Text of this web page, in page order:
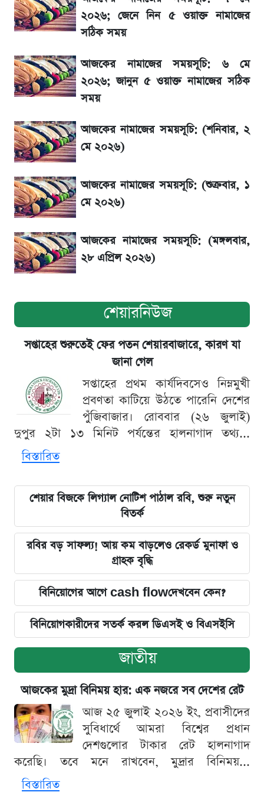
৬ আগস্ট দেশের বাজারে স্বর্ণের দাম
রবির বড় সাফল্য! আয় কম বাড়লেও রেকর্ড মুনাফা ও
গ্রাহক বৃদ্ধি
শেয়ার বিজকে লিগ্যাল নোটিশ পাঠাল রবি, শুরু নতুন
বিতর্ক
নিয়ম
২০২৬; জেনে নিন ৫ ওয়াক্ত নামাজের
সঠিক সময়
আজকের নামাজের সময়সূচি: ৬ মে
২০২৬; জানুন ৫ ওয়াক্ত নামাজের সঠিক
সময়
আজকের নামাজের সময়সূচি: (শনিবার, ২
মে ২০২৬)
আজকের নামাজের সময়সূচি: (শুক্রবার, ১
মে ২০২৬)
আজকের নামাজের সময়সূচি: (মঙ্গলবার,
২৮ এপ্রিল ২০২৬)
শেয়ারনিউজ
সপ্তাহের শুরুতেই ফের পতন শেয়ারবাজারে, কারণ যা
জানা গেল
সপ্তাহের প্রথম কার্যদিবসেও নিম্নমুখী
প্রবণতা কাটিয়ে উঠতে পারেনি দেশের
পুঁজিবাজার। রোববার (২৬ জুলাই)
দুপুর ২টা ১৩ মিনিট পর্যন্তের হালনাগাদ তথ্য...
বিস্তারিত
শেয়ার বিজকে লিগ্যাল নোটিশ পাঠাল রবি, শুরু নতুন
বিতর্ক
রবির বড় সাফল্য! আয় কম বাড়লেও রেকর্ড মুনাফা ও
গ্রাহক বৃদ্ধি
বিনিয়োগের আগে cash flowদেখবেন কেন?
বিনিয়োগকারীদের সতর্ক করল ডিএসই ও বিএসইসি
জাতীয়
আজকের মুদ্রা বিনিময় হার: এক নজরে সব দেশের রেট
আজ ২৫ জুলাই ২০২৬ ইং, প্রবাসীদের
সুবিধার্থে আমরা বিশ্বের প্রধান
দেশগুলোর টাকার রেট হালনাগাদ
করেছি। তবে মনে রাখবেন, মুদ্রার বিনিময়...
বিস্তারিত